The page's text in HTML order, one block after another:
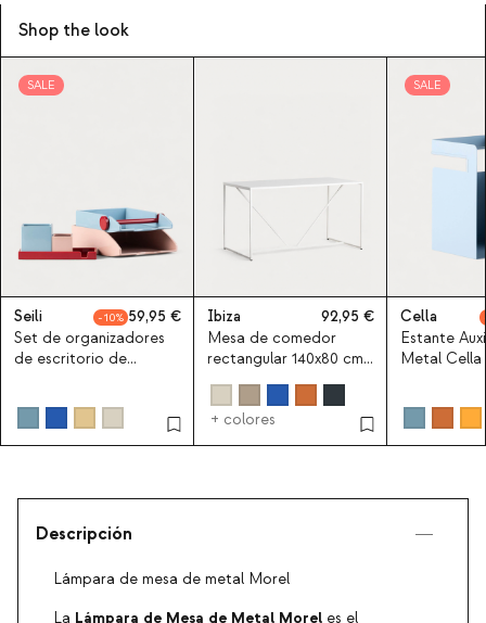
Shop the look
SALE
Seili 10
59,95
Set de organizadores
de escritorio de
Ibiza
92,95
Mesa de comedor
rectangular 140x80 cm
de acero laminado
+ colores
SALE
Cella
Estante
Metal Cella
Descripción
Lámpara de mesa de metal Morel
La Lámpara de Mesa de Metal Morel es el